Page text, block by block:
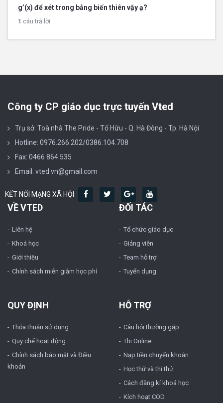
g’(x) để xét trong bảng biến thiên vậy ạ?
1 câu trả lời
Công ty CP giáo dục trực tuyến Vted
Trụ sở: Toà nhà The Pride - Tố Hữu - Q. Hà Đông - Tp. Hà Nội
Hotline: 0976.266.202/0386.104.708
Fax: 0466 864 535
Email: vted.vn@gmail.com
KẾT NỐI MẠNG XÃ HỘI
VỀ VTED
Liên hệ
Khoá học
Giới thiệu
Chính sách miễn giảm học phí
ĐỐI TÁC
Tổ chức giáo dục
Giảng viên
Team hỗ trợ
Tuyển dụng
QUY ĐỊNH
Thỏa thuận sử dụng
Quy chế hoạt động
Chính sách bảo mật và Điều
khoản
HỖ TRỢ
Câu hỏi thường gặp
Thi Online
Nạp tiền chuyển khoản
Học thử và thi thử
Cách đăng kí khoá học
Kích hoạt COD